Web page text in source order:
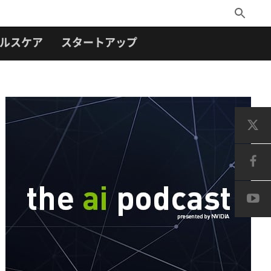
Toggle
Search
スケア スタートアップ